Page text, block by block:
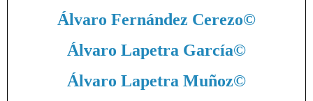
Álvaro Fernández Cerezo©
Álvaro Lapetra García©
Álvaro Lapetra Muñoz©